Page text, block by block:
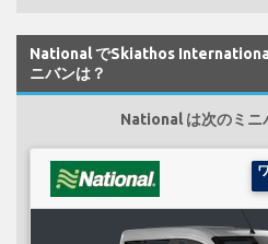
National でSkiathos
ニバンは？
National は次のミニ